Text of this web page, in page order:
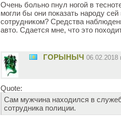
Очень больно пнул ногой в
могли бы они показать народу
сотрудником? Средства
авто. Сдается мне, что это
ГОРЫНЫЧ
Quote:
Сам мужчина находился в
сотрудника полиции.